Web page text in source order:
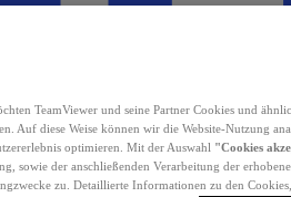
TeamViewer und seine Partner Cookies und
Auf diese Weise können wir die Website-Nutzung
optimieren. Mit der Auswahl "Cookies
sowie der anschließenden Verarbeitung der
zu. Detaillierte Informationen zu den